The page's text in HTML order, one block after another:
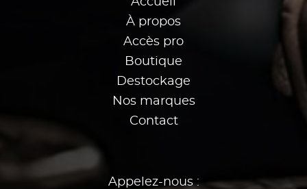
À propos
Accès pro
Boutique
Destockage
Nos marques
Contact
Appelez-nous :